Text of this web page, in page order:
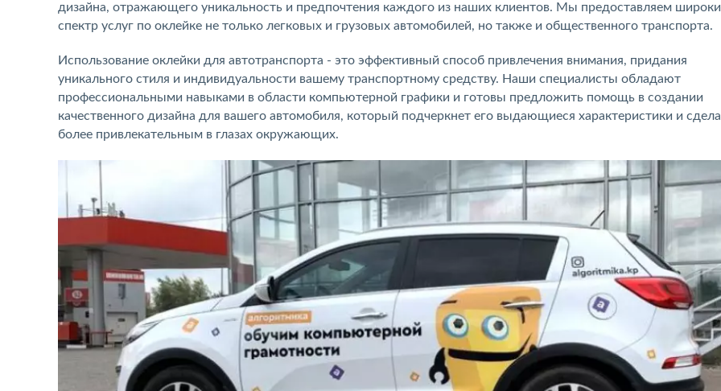
дизайна, отражающего уникальность и предпочтения каждого из наших клиентов. Мы предоставляем
спектр услуг по оклейке не только легковых и грузовых автомобилей, но также и общественного транспорта.
Использование оклейки для автотранспорта - это эффективный способ привлечения внимания, придания
уникального стиля и индивидуальности вашему транспортному средству. Наши специалисты обладают
профессиональными навыками в области компьютерной графики и готовы предложить помощь в создании
качественного дизайна для вашего автомобиля, который подчеркнет его выдающиеся характеристики и
более привлекательным в глазах окружающих.